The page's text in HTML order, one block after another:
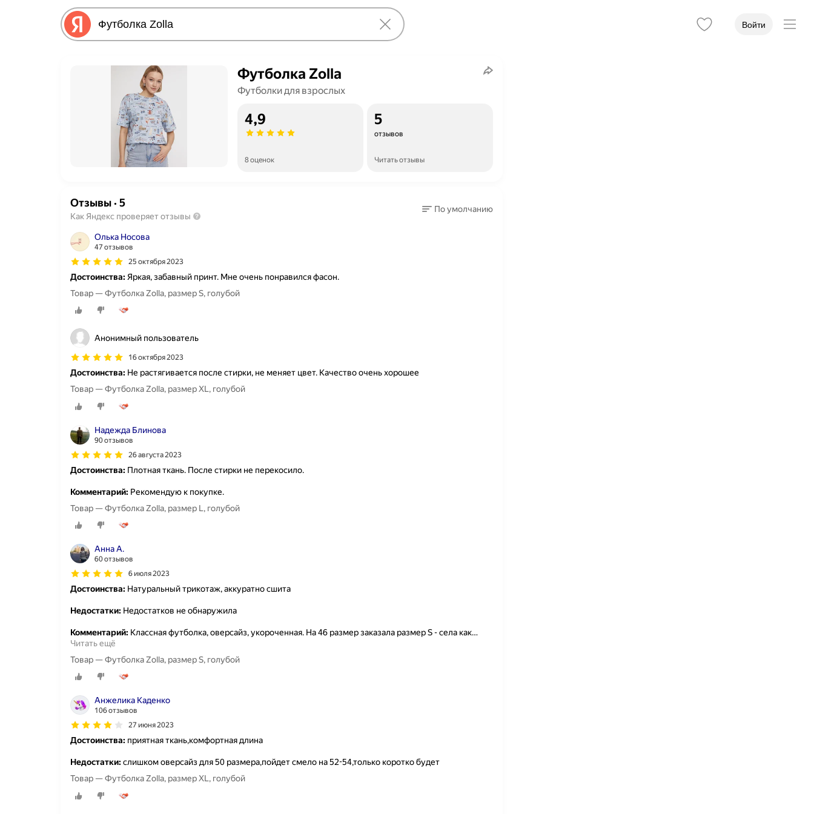
Войти
Футболка Zolla
Футболки для взрослых
4,9
8 оценок
5
отзывов
Читать отзывы
Отзывы· 5
Как Яндекс проверяет отзывы
По умолчанию
Олька Носова
47 отзывов
25 октября 2023
Достоинства: Яркая, забавный принт. Мне очень понравился фасон.
Товар — Футболка Zolla, размер S, голубой
Анонимный пользователь
16 октября 2023
Достоинства: Не растягивается после стирки, не меняет цвет. Качество очень хорошее
Товар — Футболка Zolla, размер XL, голубой
Надежда Блинова
90 отзывов
26 августа 2023
Достоинства: Плотная ткань. После стирки не перекосило.
Комментарий: Рекомендую к покупке.
Товар — Футболка Zolla, размер L, голубой
Анна А.
60 отзывов
6 июля 2023
Достоинства: Натуральный трикотаж, аккуратно сшита
Недостатки: Недостатков не обнаружила
Комментарий: Классная футболка, оверсайз, укороченная. На 46 размер заказала размер S - села как…
Читать ещё
Товар — Футболка Zolla, размер S, голубой
Анжелика Каденко
106 отзывов
27 июня 2023
Достоинства: приятная ткань,комфортная длина
Недостатки:слишком оверсайз для 50 размера,пойдет смело на 52-54,только коротко будет
Товар — Футболка Zolla, размер XL, голубой